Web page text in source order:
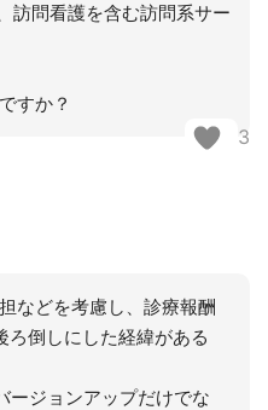
訪問看護を含む訪問系サー
すか？
3
などを考慮し、診療報酬
倒しにした経緯がある
ージョンアップだけでな